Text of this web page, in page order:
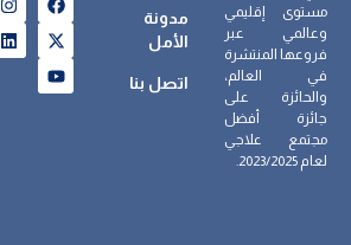
مستوى إقليمي
وعالمي عبر
فروعها المنتشرة
في العالم،
والحائزة على
جائزة أفضل
مجتمع علاجي
لعام 2023/2025.
مدونة
الأمل
اتصل بنا